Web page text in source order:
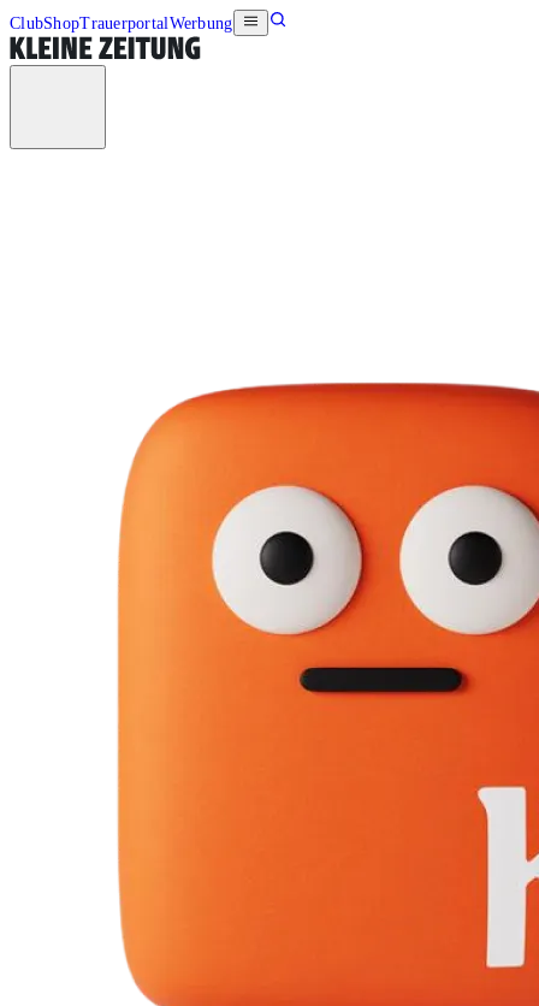
ClubShopTrauerportalWerbung